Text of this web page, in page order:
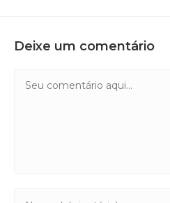
Deixe um comentário